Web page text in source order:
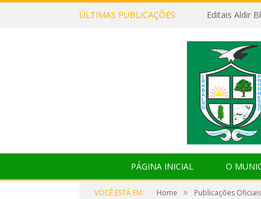
ÚLTIMAS PUBLICAÇÕES: Editais Aldir
PÁGINA INICIAL O
VOCÊ ESTÁ EM: Home » Publicações Oficiais